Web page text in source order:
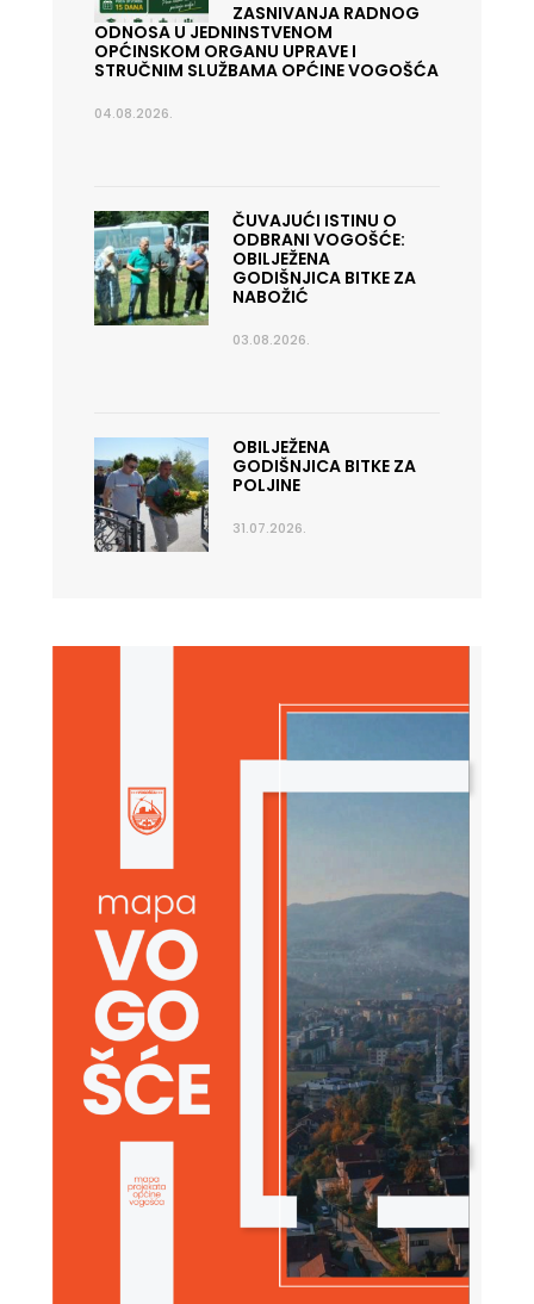
ZASNIVANJA RADNOG
ODNOSA U JEDNINSTVENOM
OPĆINSKOM ORGANU UPRAVE I
STRUČNIM SLUŽBAMA OPĆINE VOGOŠĆA
04.08.2026.
ČUVAJUĆI ISTINU O
ODBRANI VOGOŠĆE:
OBILJEŽENA
GODIŠNJICA BITKE ZA
NABOŽIĆ
03.08.2026.
OBILJEŽENA
GODIŠNJICA BITKE ZA
POLJINE
31.07.2026.